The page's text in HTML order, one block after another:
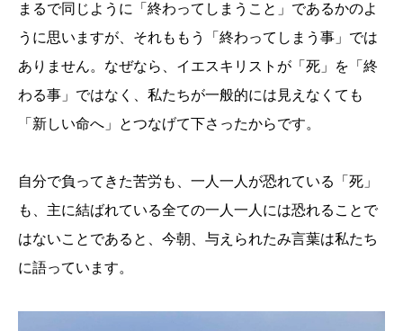
まるで同じように「終わってしまうこと」であるかのよ
うに思いますが、それももう「終わってしまう事」では
ありません。なぜなら、イエスキリストが「死」を「終
わる事」ではなく、私たちが一般的には見えなくても
「新しい命へ」とつなげて下さったからです。
自分で負ってきた苦労も、一人一人が恐れている「死」
も、主に結ばれている全ての一人一人には恐れることで
はないことであると、今朝、与えられたみ言葉は私たち
に語っています。